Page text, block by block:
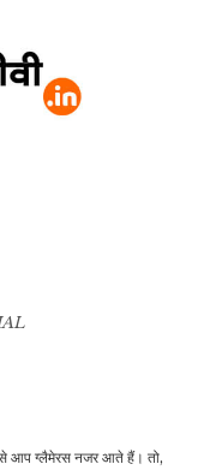
आप ग्लैमेरस नजर आते हैं। तो,